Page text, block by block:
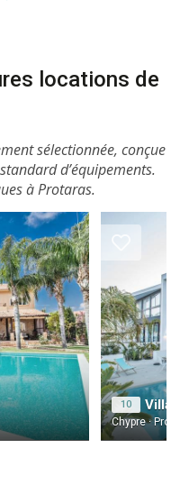
locations de
sélectionnée, conçue
d’équipements.
à Protaras.
10 Villa
Chypre ·